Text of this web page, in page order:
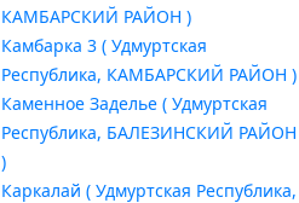
КАМБАРСКИЙ РАЙОН )
Камбарка 3 ( Удмуртская
Республика, КАМБАРСКИЙ РАЙОН )
Каменное Заделье ( Удмуртская
Республика, БАЛЕЗИНСКИЙ РАЙОН
)
Каркалай ( Удмуртская Республика,